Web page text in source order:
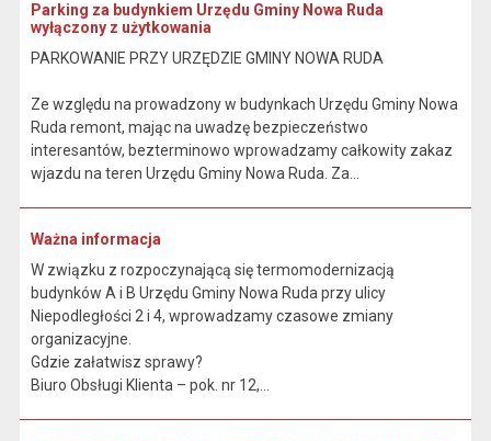
Parking za budynkiem Urzędu Gminy Nowa Ruda
wyłączony z użytkowania
PARKOWANIE PRZY URZĘDZIE GMINY NOWA RUDA
Ze względu na prowadzony w budynkach Urzędu Gminy Nowa
Ruda remont, mając na uwadzę bezpieczeństwo
interesantów, bezterminowo wprowadzamy całkowity zakaz
wjazdu na teren Urzędu Gminy Nowa Ruda. Za...
Ważna informacja
W związku z rozpoczynającą się termomodernizacją
budynków A i B Urzędu Gminy Nowa Ruda przy ulicy
Niepodległości 2 i 4, wprowadzamy czasowe zmiany
organizacyjne.
Gdzie załatwisz sprawy?
Biuro Obsługi Klienta – pok. nr 12,...